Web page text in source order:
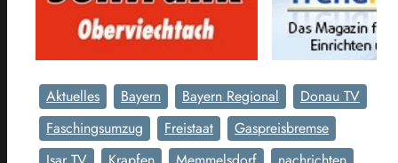
Aktuelles Bayern Bayern Regional
Donau TV
Faschingsumzug
Freistaat
Gaspreisbremse